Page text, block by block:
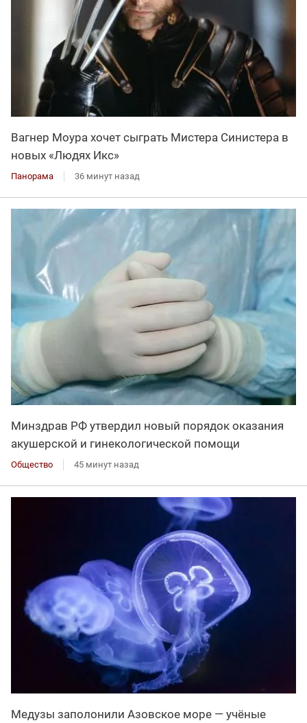
Вагнер Моура хочет сыграть Мистера Синистера в
новых «Людях Икс»
Панорама 36 минут назад
Минздрав РФ утвердил новый порядок оказания
акушерской и гинекологической помощи
Общество 45 минут назад
Медузы заполонили Азовское море — учёные